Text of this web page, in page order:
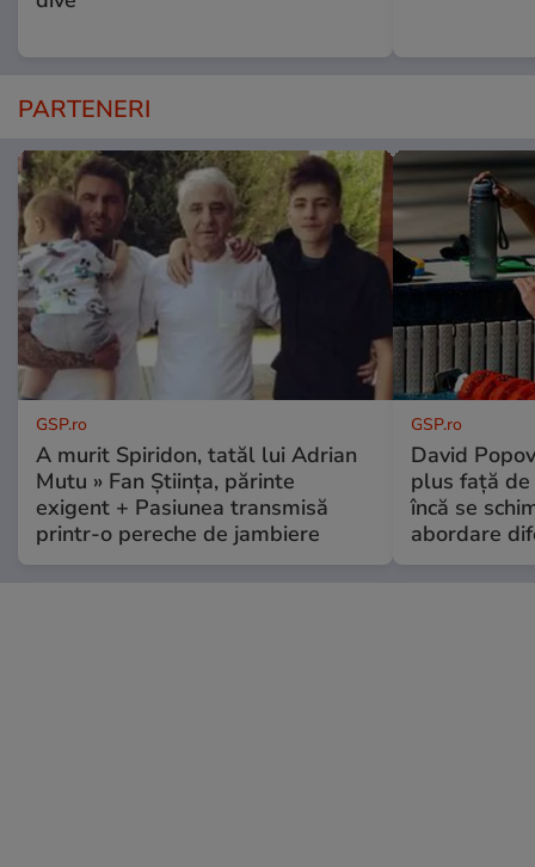
PARTENERI
GSP.ro
A murit Spiridon, tatăl lui Adrian
Mutu » Fan Știința, părinte
exigent + Pasiunea transmisă
printr-o pereche de jambiere
GSP.ro
David
plus față de
încă se
abordare